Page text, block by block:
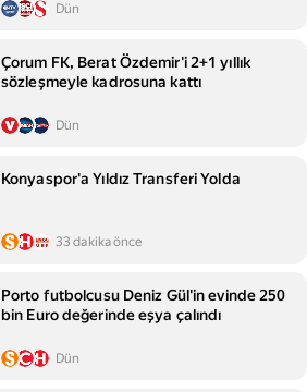
Dün
Çorum FK, Berat Özdemir'i 2+1 yıllık
sözleşmeyle kadrosuna kattı
Dün
Konyaspor'a Yıldız Transferi Yolda
33 dakika önce
Porto futbolcusu Deniz Gül'in evinde 250
bin Euro değerinde eşya çalındı
Dün